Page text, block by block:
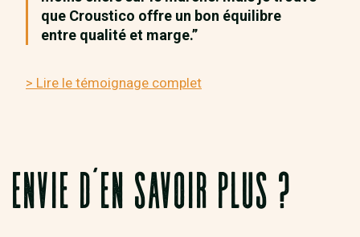
que Croustico offre un bon équilibre
entre qualité et marge.”
> Lire le témoignage complet
ENVIE D’EN SAVOIR PLUS ?